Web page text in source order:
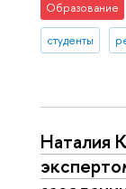
Образование
студенты
Наталия